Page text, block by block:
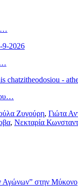
Ζυγούρη, Γιώτα
, Νεκταρία
Αγώνων” στην Μύκονο